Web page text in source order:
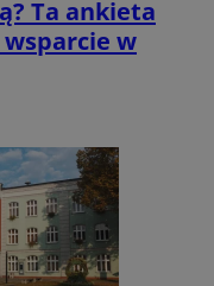
Ta ankieta
wsparcie w